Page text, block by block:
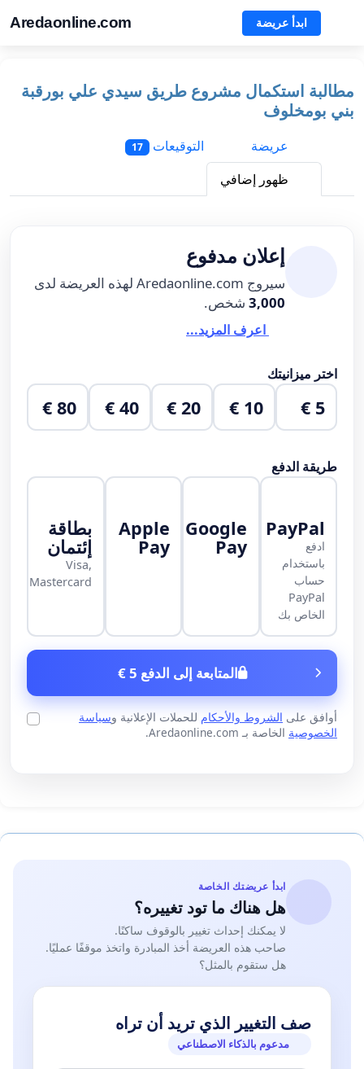
Aredaonline.com ابدأ عريضة
مطالبة استكمال مشروع طريق سيدي علي بورقبة
بني بومخلوف
عريضة
التوقيعات 17
ظهور إضافي
إعلان مدفوع
سيروج Aredaonline.com لهذه العريضة لدى
3,000 شخص.
اعرف المزيد...
اختر ميزانيتك
5 €
10 €
20 €
40 €
80 €
طريقة الدفع
PayPal
ادفع
باستخدام
حساب
PayPal
الخاص بك
Google
Pay
Apple
Pay
بطاقة
إئتمان
Visa,
Mastercard
المتابعة إلى الدفع 5 €
أوافق على الشروط والأحكام للحملات الإعلانية وسياسة
الخصوصية الخاصة بـ Aredaonline.com.
ابدأ عريضتك الخاصة
هل هناك ما تود تغييره؟
لا يمكنك إحداث تغيير بالوقوف ساكنًا.
صاحب هذه العريضة أخذ المبادرة واتخذ موقفًا عمليًا.
هل ستقوم بالمثل؟
صف التغيير الذي تريد أن تراه
مدعوم بالذكاء الاصطناعي